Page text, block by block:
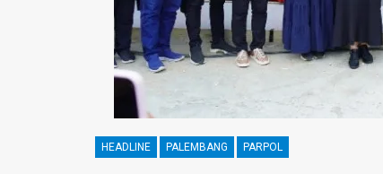
HEADLINE PALEMBANG PARPOL